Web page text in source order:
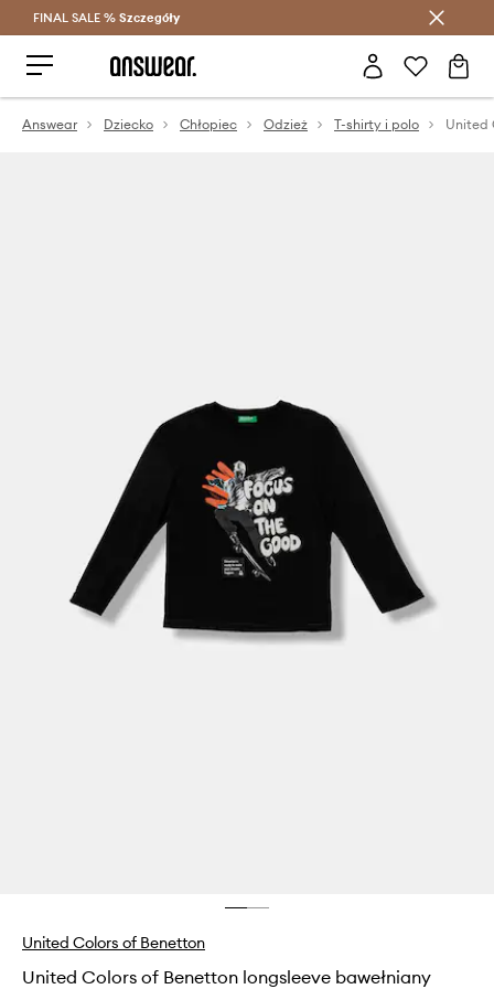
Oszczędzaj z Answear Club >
FINAL SALE % Szczegóły
Answear Dziecko Chłopiec Odzież T-shirty i polo
United Colors of Benetton
United Colors of Benetton longsleeve bawełniany